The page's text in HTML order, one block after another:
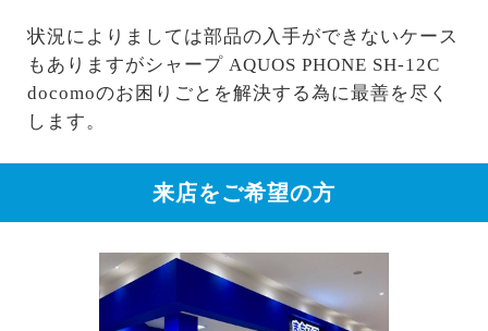
状況によりましては部品の入手ができないケース
もありますがシャープ AQUOS PHONE SH-12C
docomoのお困りごとを解決する為に最善を尽く
します。
来店をご希望の方